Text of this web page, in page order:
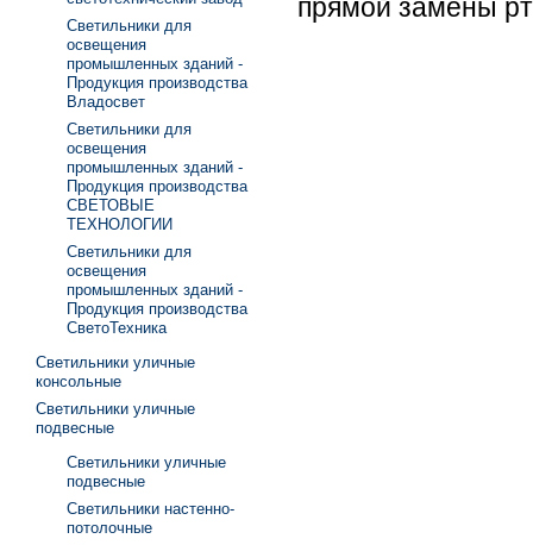
прямой замены
Светильники для
освещения
промышленных зданий -
Продукция производства
Владосвет
Светильники для
освещения
промышленных зданий -
Продукция производства
СВЕТОВЫЕ
ТЕХНОЛОГИИ
Светильники для
освещения
промышленных зданий -
Продукция производства
СветоТехника
Светильники уличные
консольные
Светильники уличные
подвесные
Светильники уличные
подвесные
Светильники настенно-
потолочные